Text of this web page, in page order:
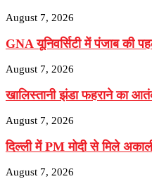
August 7, 2026
GNA यूनिवर्सिटी में पंजाब की
August 7, 2026
खालिस्तानी झंडा फहराने का
August 7, 2026
दिल्ली में PM मोदी से मिले
August 7, 2026